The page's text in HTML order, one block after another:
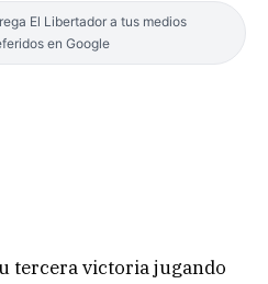
El Libertador a tus medios
en Google
tercera victoria jugando